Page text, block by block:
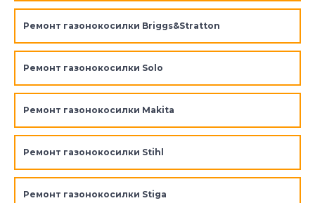
Ремонт газонокосилки Briggs&Stratton
Ремонт газонокосилки Solo
Ремонт газонокосилки Makita
Ремонт газонокосилки Stihl
Ремонт газонокосилки Stiga